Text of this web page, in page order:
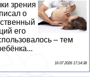
зрения
о
его
– тем
16 07 2026 17:14:38